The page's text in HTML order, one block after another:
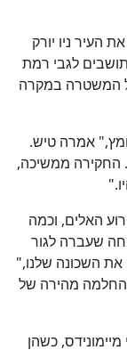
העיר ניו יורק
לגבי רמת
המשטרה במקרה
אמרה טיש.
החקירה ממשיכה,
האלים, וכמה
שעברה לגור
את השכונה שלנו,"
מהירה של
כשהן